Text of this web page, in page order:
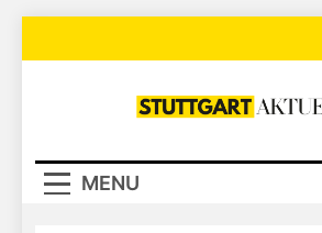
Stuttgart
MENU